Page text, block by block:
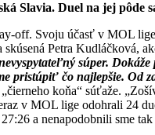
Slavia. Duel na jej pôde
off. Svoju účasť v MOL
Petra Kudláčková,
súper.
pristúpiť čo najlepšie.
koňa“ súťaže.
v MOL lige odohrali 24
a nenapodobnili sme